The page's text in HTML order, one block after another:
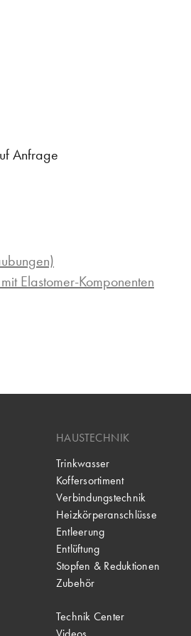
Anfrage
Elastomer-Komponenten
HAUSTECHNIK
Trinkwasser
Koffersortiment
Verbindungstechnik
Heizkörperanschlüsse
Entleerung
Entlüftung
Stopfen & Reduktionen
Zubehör
Technik Center